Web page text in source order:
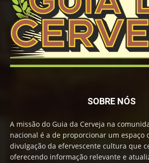
SOBRE NÓS
A missão do Guia da Cerveja na
nacional é a de proporcionar um espaço
divulgação da efervescente cultura que
oferecendo informação relevante e